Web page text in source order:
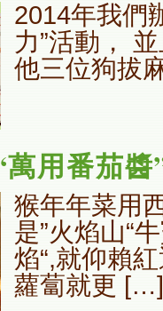
2014年我們
力”活動，
他三位狗拔
用番茄
猴年年菜用
是”火焰山“
焰“,就仰賴
蘿蔔就更 […]